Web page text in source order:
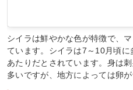
シイラは鮮やかな色が特徴で、
ています。シイラは7～10月頃
あたりだとされています。身は
多いですが、地方によっては卵